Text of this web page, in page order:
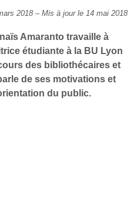
2018 – Mis à jour le 14 mai 2018
Amaranto travaille à
étudiante à la BU Lyon
des bibliothécaires et
de ses motivations et
du public.